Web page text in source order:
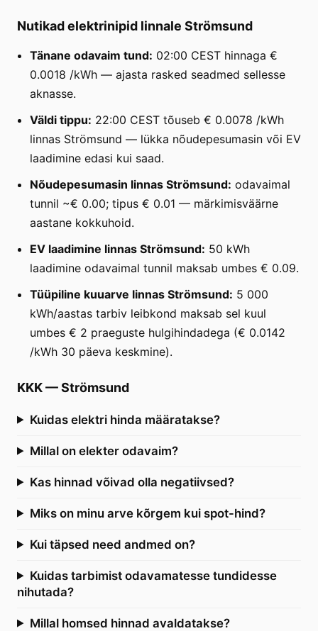
Nutikad elektrinipid linnale Strömsund
Tänane odavaim tund: 02:00 CEST hinnaga €
0.0018 /kWh — ajasta rasked seadmed sellesse
aknasse.
Väldi tippu: 22:00 CEST tõuseb € 0.0078 /kWh
linnas Strömsund — lükka nõudepesumasin või EV
laadimine edasi kui saad.
Nõudepesumasin linnas Strömsund: odavaimal
tunnil ~€ 0.00; tipus € 0.01 — märkimisväärne
aastane kokkuhoid.
EV laadimine linnas Strömsund: 50 kWh
laadimine odavaimal tunnil maksab umbes € 0.09.
Tüüpiline kuuarve linnas Strömsund: 5 000
kWh/aastas tarbiv leibkond maksab sel kuul
umbes € 2 praeguste hulgihindadega (€ 0.0142
/kWh 30 päeva keskmine).
KKK—Strömsund
Kuidas elektri hinda määratakse?
Millal on elekter odavaim?
Kas hinnad võivad olla negatiivsed?
Miks on minu arve kõrgem kui spot-hind?
Kui täpsed need andmed on?
Kuidas tarbimist odavamatesse tundidesse
nihutada?
Millal homsed hinnad avaldatakse?